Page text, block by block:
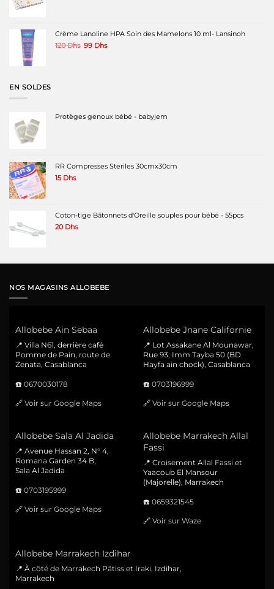
380 Dhs. 280 Dhs.
Crème Lanoline HPA Soin des Mamelons 10 ml- Lansinoh
120Dhs Le
99 DhsLe
EN SOLDES
Protèges genoux bébé - babyjem
RR Compresses Steriles 30cmx30cm
15 Dhs
Coton-tige Bâtonnets d'Oreille souples pour bébé - 55pcs
20 Dhs
NOS MAGASINS ALLOBEBE
Allobebe Ain Sebaa
📍 Villa N61, derrière café
Pomme de Pain, route de
Zenata, Casablanca
☎️ 0670030178
🔗 Voir sur Google Maps
Allobebe Jnane Californie
📍 Lot Assakane Al Mounawar,
Rue 93, Imm Tayba 50 (BD
Hayfa ain chock), Casablanca
☎️ 0703196999
🔗 Voir sur Google Maps
Allobebe Sala Al Jadida
📍 Avenue Hassan 2, N° 4,
Romana Garden 34 B,
Sala Al Jadida
☎️ 0703195999
🔗 Voir sur Google Maps
Allobebe Marrakech Allal
Fassi
📍 Croisement Allal Fassi et
Yaacoub El Mansour
(Majorelle), Marrakech
☎️ 0659321545
🔗 Voir sur Waze
Allobebe Marrakech Izdihar
📍 À côté de Marrakech Pâtiss et Iraki, Izdihar,
Marrakech